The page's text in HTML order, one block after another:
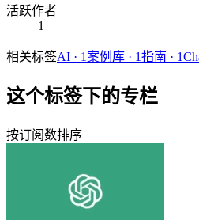
活跃作者
1
相关标签AI · 1案例库 · 1指南 · 1
这个标签下的专栏
按订阅数排序